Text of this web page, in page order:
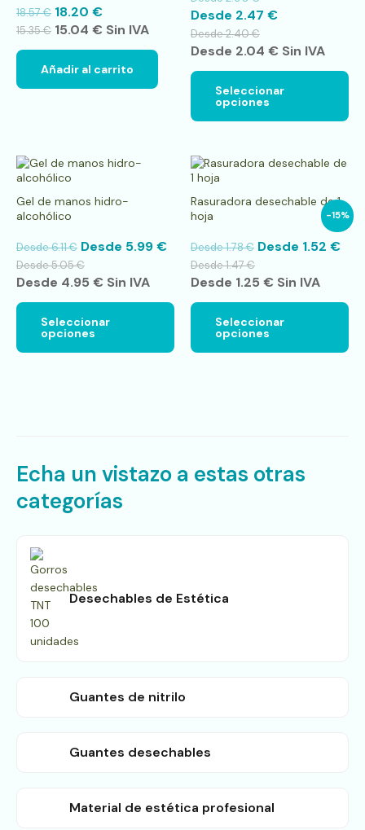
18.57€ 18.20 €
15.35€ 15.04 € Sin IVA
Añadir al carrito
Desde 2.47 €
Desde2.40€
Desde 2.04 € Sin IVA
Seleccionar
opciones
en
de
Gel de manos hidro-
alcohólico
Desde6.11€ Desde 5.99€
Desde5.05€
Desde 4.95 € Sin IVA
Seleccionar
opciones
Este
producto
múltiples
variantes.
opciones
pueden
en
de
-15%
Rasuradora desechable de 1
hoja
Desde1.78€ Desde 1.52 €
Desde1.47€
Desde 1.25 € Sin IVA
Seleccionar
opciones
en
de
Echa un vistazo a estas otras
categorías
Desechables de Estética
Guantes de nitrilo
Guantes desechables
Material de estética profesional